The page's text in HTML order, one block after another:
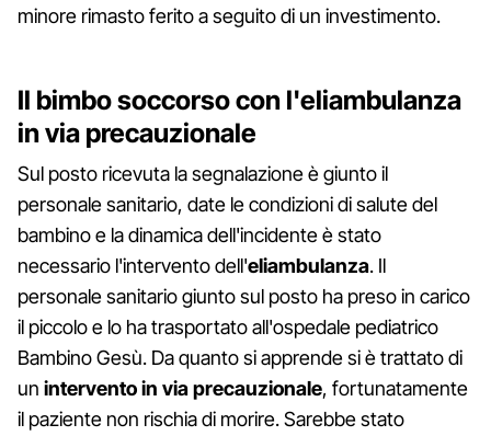
minore rimasto ferito a seguito di un investimento.
Il bimbo soccorso con l'eliambulanza
in via precauzionale
Sul posto ricevuta la segnalazione è giunto il
personale sanitario, date le condizioni di salute del
bambino e la dinamica dell'incidente è stato
necessario l'intervento dell'eliambulanza. Il
personale sanitario giunto sul posto ha preso in carico
il piccolo e lo ha trasportato all'ospedale pediatrico
Bambino Gesù. Da quanto si apprende si è trattato di
un intervento in via precauzionale, fortunatamente
il paziente non rischia di morire. Sarebbe stato